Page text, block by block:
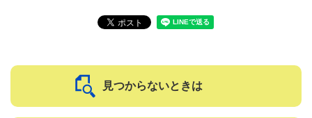
見つからないときは